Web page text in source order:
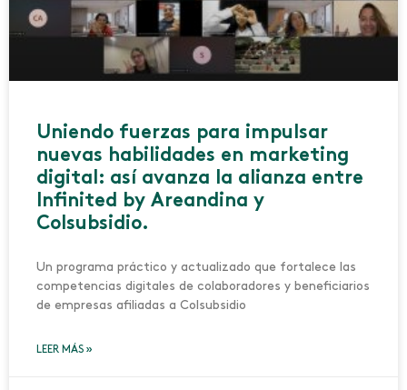
Uniendo fuerzas para impulsar
nuevas habilidades en marketing
digital: así avanza la alianza entre
Infinited by Areandina y
Colsubsidio.
Un programa práctico y actualizado que fortalece las
competencias digitales de colaboradores y beneficiarios
de empresas afiliadas a Colsubsidio
LEER MÁS »